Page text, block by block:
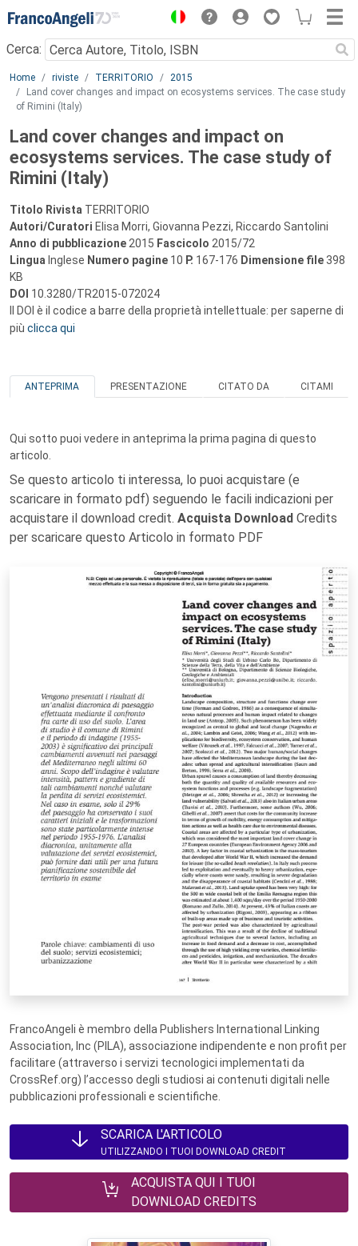
Menu
Cerca:
Main content
Home riviste TERRITORIO
2015
Land cover changes and impact on ecosystems services. The case study
of Rimini (Italy)
Land cover changes and impact on
ecosystems services. The case study of
Rimini (Italy)
Titolo Rivista TERRITORIO
Autori/Curatori Elisa Morri, Giovanna Pezzi, Riccardo Santolini
Anno di pubblicazione 2015 Fascicolo 2015/72
Lingua Inglese Numero pagine 10 P. 167-176 Dimensione file 398
KB
DOI 10.3280/TR2015-072024
Il DOI è il codice a barre della proprietà intellettuale: per saperne di
più clicca qui
ANTEPRIMA PRESENTAZIONE CITATO DA CITAMI
Qui sotto puoi vedere in anteprima la prima pagina di questo
articolo.
Se questo articolo ti interessa, lo puoi acquistare (e
scaricare in formato pdf) seguendo le facili indicazioni per
acquistare il download credit. Acquista Download Credits
per scaricare questo Articolo in formato PDF
FrancoAngeli è membro della Publishers International Linking
Association, Inc (PILA), associazione indipendente e non profit per
facilitare (attraverso i servizi tecnologici implementati da
CrossRef.org) l’accesso degli studiosi ai contenuti digitali nelle
pubblicazioni professionali e scientifiche.
SCARICA L'ARTICOLO
UTILIZZANDO I TUOI DOWNLOAD CREDIT
ACQUISTA QUI I TUOI
DOWNLOAD CREDITS